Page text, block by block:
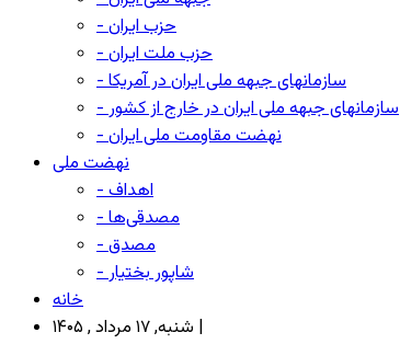
- حزب ایران
- حزب ملت ایران
- سازمانهای جبهه ملی ایران در آمریکا
- سازمانهای جبهه ملی ایران در خارج از کشور
- نهضت مقاومت ملی ایران
نهضت ملی
- اهداف
- مصدقی‌ها
- مصدق
- شاپور بختیار
خانه
شنبه, ۱۷ مرداد , ۱۴۰۵ |